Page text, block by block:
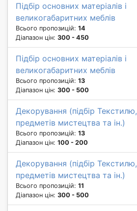
Підбір основних матеріалів і
великогабаритних меблів
Всього пропозицій: 14
Діапазон цін: 300 - 450
Підбір основних матеріалів і
великогабаритних меблів
Всього пропозицій: 13
Діапазон цін: 300 - 500
Декорування (підбір Текстилю,
предметів мистецтва та ін.)
Всього пропозицій: 13
Діапазон цін: 100 - 200
Декорування (підбір Текстилю,
предметів мистецтва та ін.)
Всього пропозицій: 11
Діапазон цін: 300 - 500